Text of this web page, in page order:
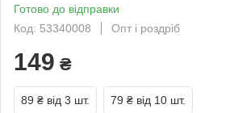
Готово до відправки
Код: 53340008
Опт і роздріб
149 ₴
89 ₴ від 3 шт. 79 ₴ від 10 шт.